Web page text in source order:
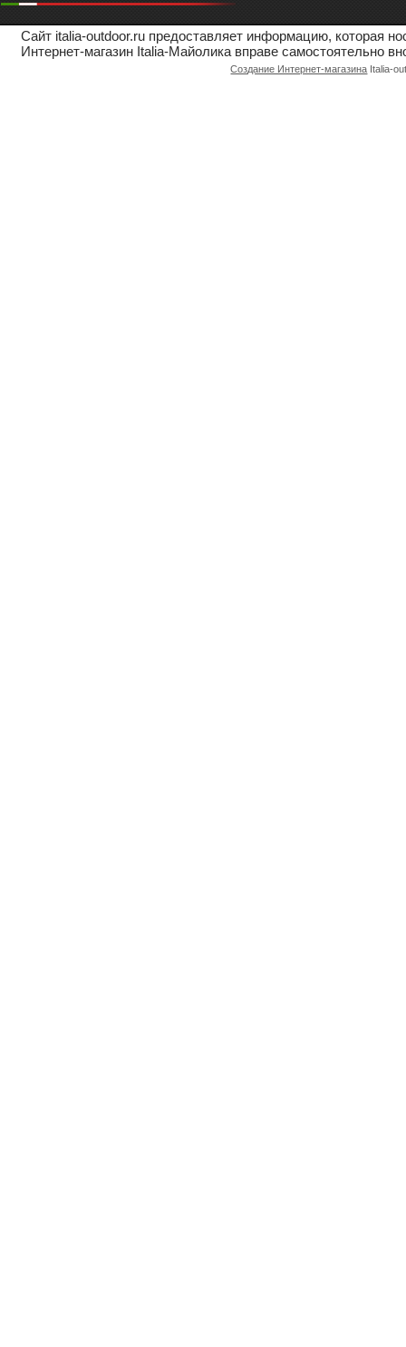
Сайт italia-outdoor.ru предоставляет информацию, которая
Интернет-магазин Italia-Майолика вправе самостоятельно
Создание Интернет-магазина Italia-